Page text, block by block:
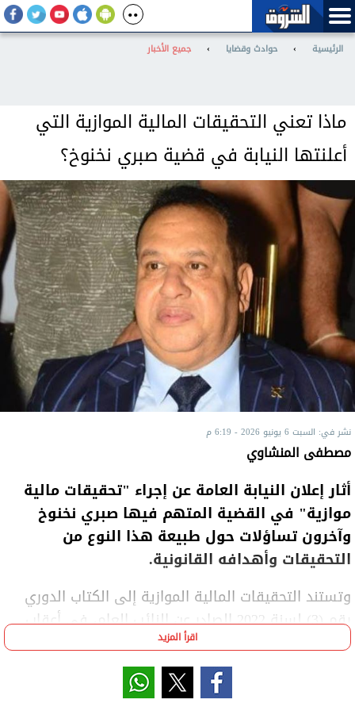
الرئيسية › حوادث وقضايا › جميع الأخبار
ماذا تعني التحقيقات المالية الموازية التي
أعلنتها النيابة في قضية صبري نخنوخ؟
نشر في: السبت 6 يونيو 2026 - 6:19 م
مصطفى المنشاوي
أثار إعلان النيابة العامة عن إجراء "تحقيقات مالية
موازية" في القضية المتهم فيها صبري نخنوخ
وآخرون تساؤلات حول طبيعة هذا النوع من
التحقيقات وأهدافه القانونية.
وتستند التحقيقات المالية الموازية إلى الكتاب الدوري
رقم (3) لسنة 2022 الصادر عن النائب العام، في أعقاب
تعديل قانون مكافحة غسل الأموال بالقانون رقم 154
لسنة 2022، والذي ألزم جهات إنفاذ القانون وسلطات
التحقيق بإجراء تحريات وفحوص مالية بالتوازي مع
اقرأ المزيد